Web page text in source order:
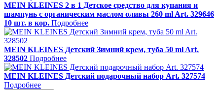
MEIN KLEINES 2 в 1 Детское средство для купания и
шампунь с органическим маслом оливы 260 ml Art. 329646
10 шт. в кор. Подробнее
MEIN KLEINES Детский Зимний крем, туба 50 ml Art.
328502 Подробнее
MEIN KLEINES Детский подарочный набор Art. 327574
Подробнее